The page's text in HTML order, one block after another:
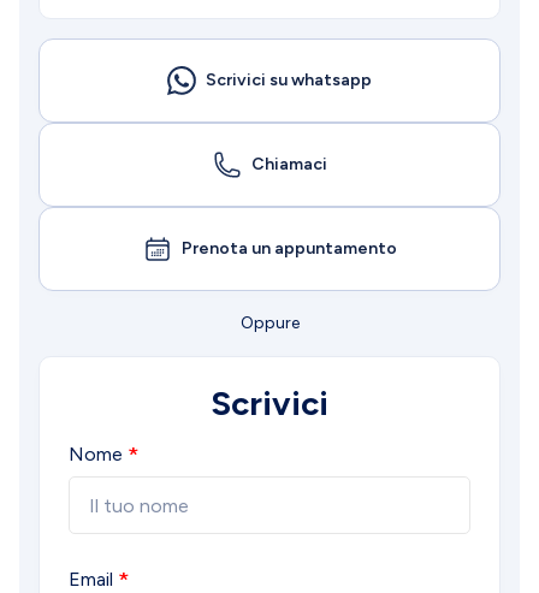
Scrivici su whatsapp
Chiamaci
Prenota un appuntamento
Oppure
Scrivici
Nome
Email